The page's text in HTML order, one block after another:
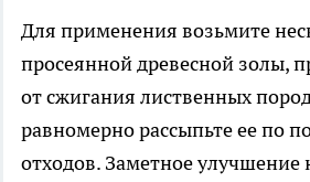
Для применения возьмите
просеянной древесной золы,
от сжигания лиственных
равномерно рассыпьте ее по
отходов. Заметное улучшение